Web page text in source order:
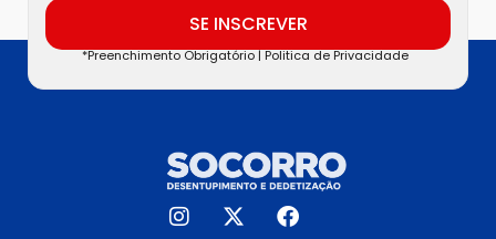
SE INSCREVER
*Preenchimento Obrigatório |Politica de Privacidade